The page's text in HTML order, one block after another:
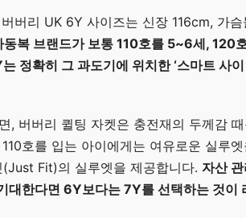
버리 UK 6Y 사이즈는 신장 116cm, 가슴
동복 브랜드가 보통 110호를 5~6세, 120
정확히 그 과도기에 위치한 ‘스마트 사이
, 버버리 퀼팅 자켓은 충전재의 두께감
호를 입는 아이에게는 여유로운 실루엣
Fit)의 실루엣을 제공합니다. 자산 관
대한다면 6Y보다는 7Y를 선택하는 것이